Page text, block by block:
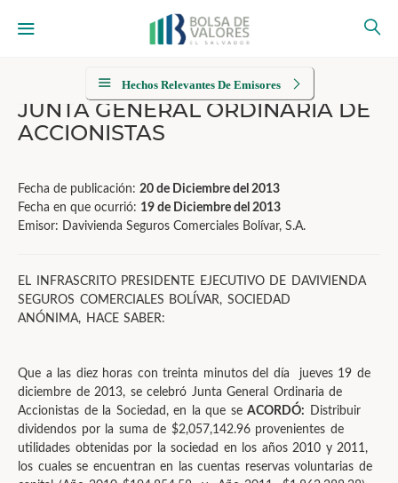
Hechos Relevantes De Emisores
JUNTA GENERAL ORDINARIA DE
ACCIONISTAS
Fecha de publicación: 20 de Diciembre del 2013
Fecha en que ocurrió: 19 de Diciembre del 2013
Emisor: Davivienda Seguros Comerciales Bolívar, S.A.
EL INFRASCRITO PRESIDENTE EJECUTIVO DE DAVIVIENDA
SEGUROS COMERCIALES BOLÍVAR, SOCIEDAD
ANÓNIMA, HACE SABER:
Que a las diez horas con treinta minutos del día jueves 19 de
diciembre de 2013, se celebró Junta General Ordinaria de
Accionistas de la Sociedad, en la que se ACORDÓ: Distribuir
dividendos por la suma de $2,057,142.96 provenientes de
utilidades obtenidas por la sociedad en los años 2010 y 2011,
los cuales se encuentran en las cuentas reservas voluntarias de